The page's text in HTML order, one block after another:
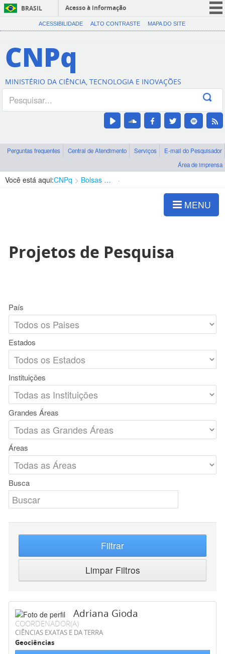
BRASIL
Acesso à informação
CORONAVÍRUS (COVID-19)
Canais
ACESSIBILIDADE ALTO CONTRASTE MAPA DO SITE
CNPq
MINISTÉRIO DA CIÊNCIA, TECNOLOGIA E INOVAÇÕES
Perguntas frequentes Central de Atendimento Serviços
E-mail do Pesquisador
Área de imprensa
Você está aqui:CNPq Bolsas e Auxílios Vigentes
MENU
Projetos de Pesquisa
País
Estados
Instituições
Grandes Áreas
Áreas
Busca
Filtrar
Limpar Filtros
Adriana Gioda
COORDENADOR(A)
CIÊNCIAS EXATAS E DA TERRA
Geociências